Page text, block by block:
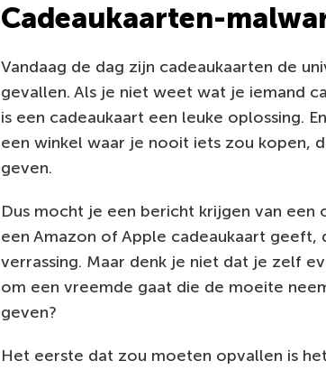
Cadeaukaarten-
Vandaag de dag zijn cadeaukaarten de
gevallen. Als je niet weet wat je iemand
is een cadeaukaart een leuke oplossing.
een winkel waar je nooit iets zou kopen,
geven.
Dus mocht je een bericht krijgen van een
een Amazon of Apple cadeaukaart geeft,
verrassing. Maar denk je niet dat je zelf
om een vreemde gaat die de moeite
geven?
Het eerste dat zou moeten opvallen is